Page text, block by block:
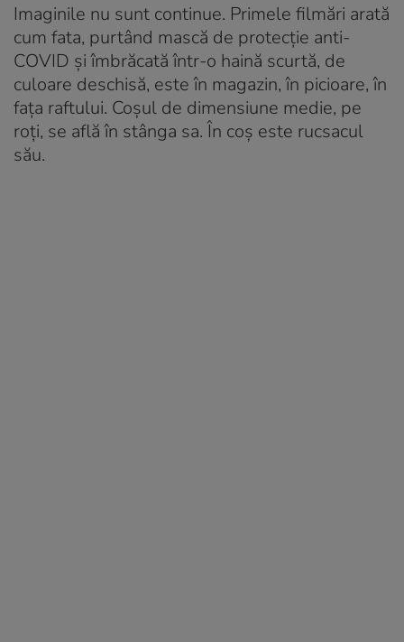
Imaginile nu sunt continue. Primele filmări arată
cum fata, purtând mască de protecție anti-
COVID și îmbrăcată într-o haină scurtă, de
culoare deschisă, este în magazin, în picioare, în
fața raftului. Coșul de dimensiune medie, pe
roți, se află în stânga sa. În coș este rucsacul
său.